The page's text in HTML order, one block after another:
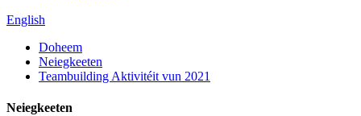
English
Doheem
Neiegkeeten
Teambuilding Aktivitéit vun 2021
Neiegkeeten